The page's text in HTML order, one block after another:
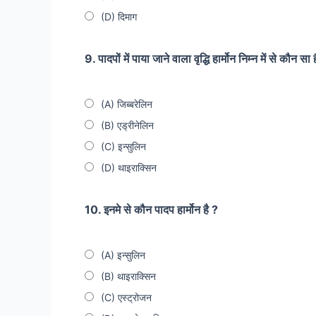
(D) दिमाग
9. पादपों में पाया जाने वाला वृद्धि हार्मोन निम्न में से कौन सा
(A) जिब्बरेलिन
(B) एड्रीनेलिन
(C) इन्सुलिन
(D) थाइराक्सिन
10. इनमे से कौन पादप हार्मोन है ?
(A) इन्सुलिन
(B) थाइराक्सिन
(C) एस्ट्रोजन